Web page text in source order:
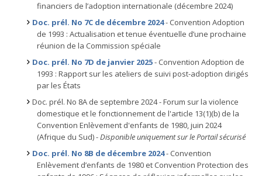
financiers de l’adoption internationale (décembre 2024)
Doc. prél. No 7C de décembre 2024- Convention Adoption
de 1993 : Actualisation et tenue éventuelle d’une prochaine
réunion de la Commission spéciale
Doc. prél. No 7D de janvier 2025- Convention Adoption de
1993 : Rapport sur les ateliers de suivi post-adoption dirigés
par les États
Doc. prél. No 8A de septembre 2024 - Forum sur la violence
domestique et le fonctionnement de l'article 13(1)(b) de la
Convention Enlèvement d'enfants de 1980, juin 2024
(Afrique du Sud) -Disponible uniquement sur le Portail sécurisé
Doc. prél. No 8B de décembre 2024- Convention
Enlèvement d’enfants de 1980 et Convention Protection des